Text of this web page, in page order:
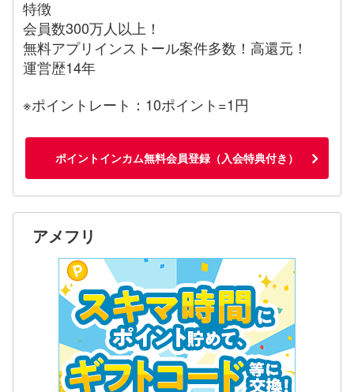
特徴
会員数300万人以上！
無料アプリインストール案件多数！高還元！
運営歴14年
※ポイントレート：10ポイント=1円
ポイントインカム無料会員登録（入会特典付き）
アメフリ